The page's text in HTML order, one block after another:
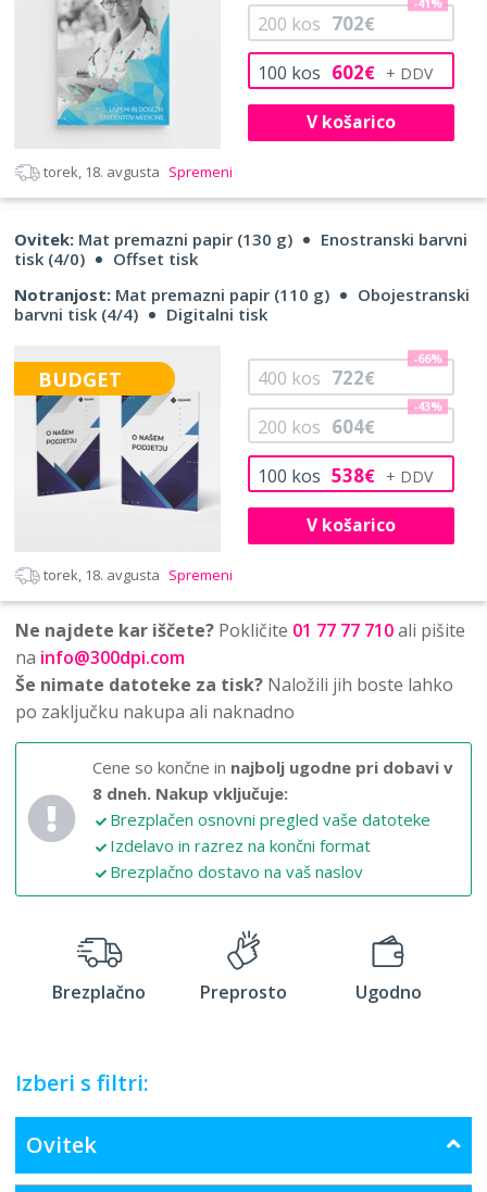
100 kos 602€
200 kos 702€
-41%
V košarico
torek, 18. avgusta Spremeni
Ovitek: Mat premazni papir (130 g)
Enostranski barvni
tisk (4/0)
Offset tisk
Notranjost: Mat premazni papir (110 g)
Obojestranski
barvni tisk (4/4)
Digitalni tisk
BUDGET
100 kos 538€
200 kos 604€
-43%
400 kos 722€
-66%
V košarico
torek, 18. avgusta Spremeni
Ne najdete kar iščete? Pokličite 01 77 77 710ali pišite
na info@300dpi.com
Še nimate datoteke za tisk? Naložili jih boste lahko
po zaključku nakupa ali naknadno
Cene so končne in najbolj ugodne pri dobavi v
8 dneh. Nakup vključuje:
Brezplačen osnovni pregled vaše datoteke
Izdelavo in razrez na končni format
Brezplačno dostavo na vaš naslov
Brezplačno Preprosto Ugodno
Izberi s filtri:
Ovitek